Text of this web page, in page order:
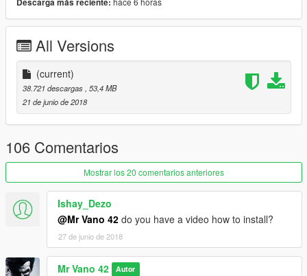
Convert : Mr Vano 42
All Versions
(current)
38.721 descargas , 53,4 MB
21 de junio de 2018
106 Comentarios
Mostrar los 20 comentarios anteriores
Ishay_Dezo
@Mr Vano 42 do you have a video how to install?
27 de junio de 2018
Mr Vano 42 Autor